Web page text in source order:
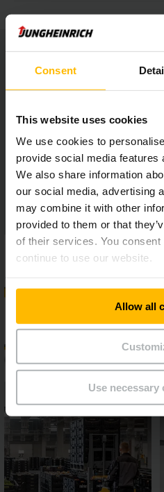
Consent
This website uses cookies
We use cookies to
provide social media features
We also share information
our social media, advertising
may combine it with other
provided to them or that
of their services. You
continue to use our website.
Allow all
Use necessary